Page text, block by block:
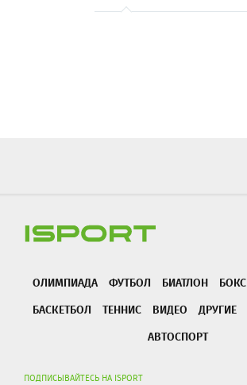
ОЛИМПИАДА ФУТБОЛ БИАТЛОН БОКС
БАСКЕТБОЛ
ТЕННИС ВИДЕО ДРУГИЕ
АВТОСПОРТ
ПОДПИСЫВАЙТЕСЬ НА ISPORT